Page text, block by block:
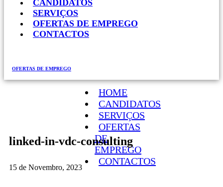
CANDIDATOS
SERVIÇOS
OFERTAS DE EMPREGO
CONTACTOS
HOME
CANDIDATOS
SERVIÇOS
OFERTAS
DE
EMPREGO
CONTACTOS
OFERTAS DE EMPREGO
linked-in-vdc-consulting
15 de Novembro, 2023